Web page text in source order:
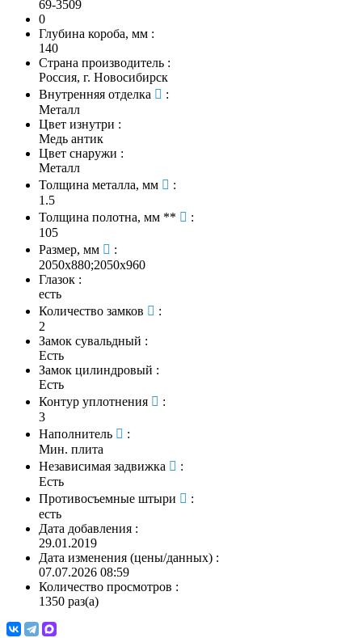
69-3509
0
Глубина короба, мм :
140
Страна производитель :
Россия, г. Новосибирск
Внутренняя отделка
:
Металл
Цвет изнутри :
Медь антик
Цвет снаружи :
Металл
Толщина металла, мм
:
1.5
Толщина полотна, мм **
:
105
Размер, мм
:
2050х880;2050х960
Глазок :
есть
Количество замков
:
2
Замок сувальдный :
Есть
Замок цилиндровый :
Есть
Контур уплотнения
:
3
Наполнитель
:
Мин. плита
Независимая задвижка
:
Есть
Противосъемные штыри
:
есть
Дата добавления :
29.01.2019
Дата изменения (цены/данных) :
07.07.2026 08:59
Количество просмотров :
1350 раз(а)